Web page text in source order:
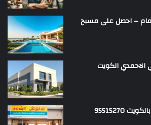
– احصل على مسبح
الكويت
95515270